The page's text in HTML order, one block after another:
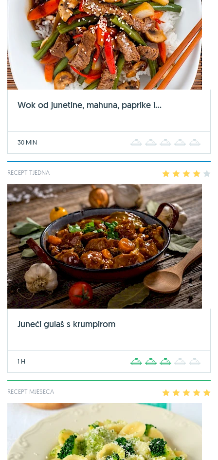
Wok od junetine, mahuna, paprike i...
30 MIN 2 3 4
RECEPT TJEDNA 2 3 4
Juneći gulaš s krumpirom
1 H 2 3 4
RECEPT MJESECA 2 3 4